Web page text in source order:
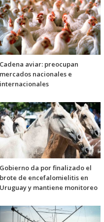
Cadena aviar: preocupan
mercados nacionales e
internacionales
Gobierno da por finalizado el
brote de encefalomielitis en
Uruguay y mantiene monitoreo